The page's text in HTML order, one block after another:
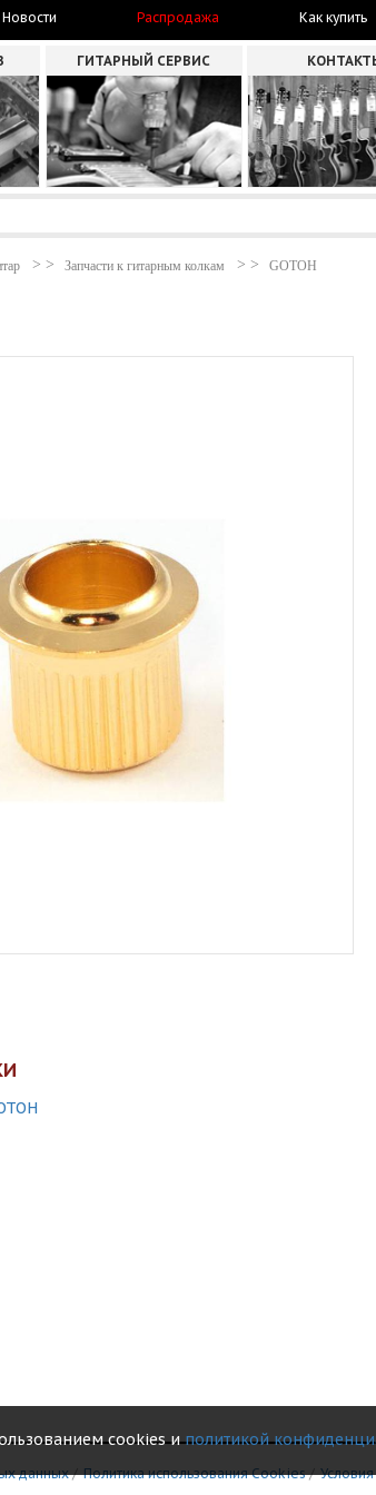
Новости Распродажа Как купить
ГИТАРНЫЙ СЕРВИС
Запчасти к гитарным колкам GOTOH
данных/Политика использования Сookies/
cookies иполитикой